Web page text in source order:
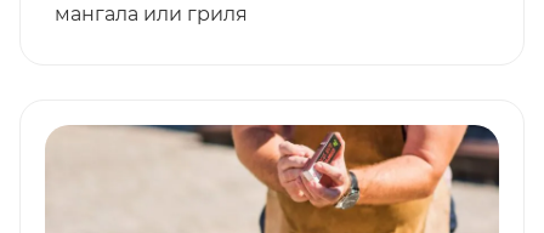
мангала или гриля